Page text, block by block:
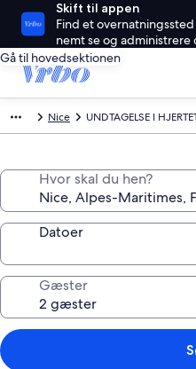
Skift til appen
Find et
nemt se og administrere
Gå til hovedsektionen
Nice UNDTAGELSE I
Hvor skal du hen?
Datoer
Gæster